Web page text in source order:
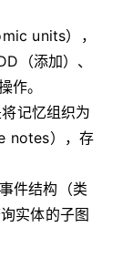
units），
（添加）、
作。
记忆组织为
notes），存
件结构（类
实体的子图